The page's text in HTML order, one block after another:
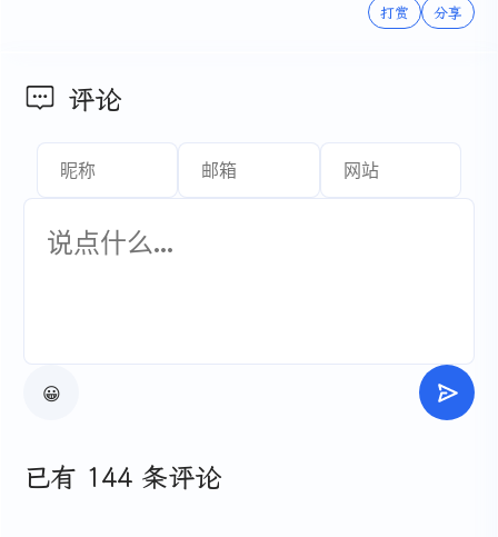
打赏 分享
评论
😀
已有 144 条评论